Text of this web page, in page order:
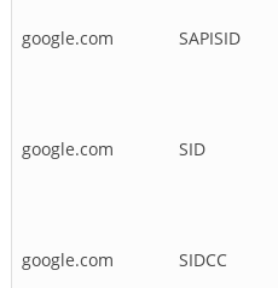
google.com
SAPISID
google.com
SID
google.com
SIDCC